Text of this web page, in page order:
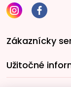
Zákaznícky
Užitočné